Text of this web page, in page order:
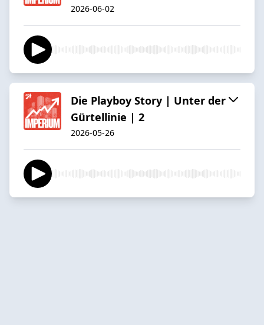
2026-06-02
Die Playboy Story | Unter der
Gürtellinie | 2
2026-05-26